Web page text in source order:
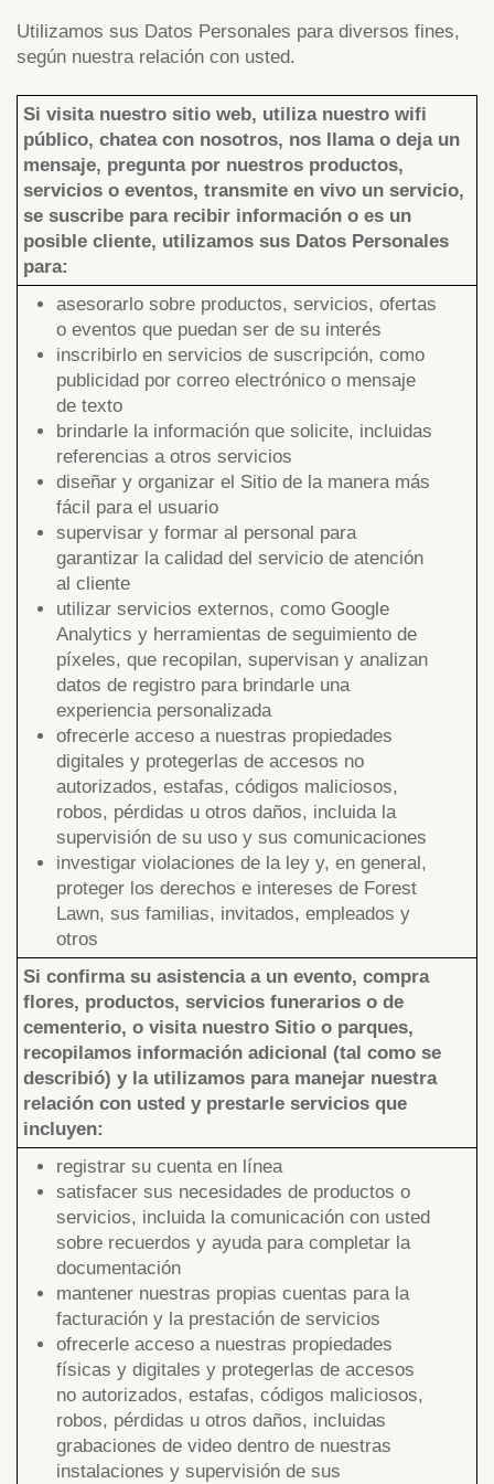
Utilizamos sus Datos Personales para diversos fines,
según nuestra relación con usted.
Si visita nuestro sitio web, utiliza nuestro wifi
público, chatea con nosotros, nos llama o deja un
mensaje, pregunta por nuestros productos,
servicios o eventos, transmite en vivo un servicio,
se suscribe para recibir información o es un
posible cliente, utilizamos sus Datos Personales
para:
asesorarlo sobre productos, servicios, ofertas
o eventos que puedan ser de su interés
inscribirlo en servicios de suscripción, como
publicidad por correo electrónico o mensaje
de texto
brindarle la información que solicite, incluidas
referencias a otros servicios
diseñar y organizar el Sitio de la manera más
fácil para el usuario
supervisar y formar al personal para
garantizar la calidad del servicio de atención
al cliente
utilizar servicios externos, como Google
Analytics y herramientas de seguimiento de
píxeles, que recopilan, supervisan y analizan
datos de registro para brindarle una
experiencia personalizada
ofrecerle acceso a nuestras propiedades
digitales y protegerlas de accesos no
autorizados, estafas, códigos maliciosos,
robos, pérdidas u otros daños, incluida la
supervisión de su uso y sus comunicaciones
investigar violaciones de la ley y, en general,
proteger los derechos e intereses de Forest
Lawn, sus familias, invitados, empleados y
otros
Si confirma su asistencia a un evento, compra
flores, productos, servicios funerarios o de
cementerio, o visita nuestro Sitio o parques,
recopilamos información adicional (tal como se
describió) y la utilizamos para manejar nuestra
relación con usted y prestarle servicios que
incluyen:
registrar su cuenta en línea
satisfacer sus necesidades de productos o
servicios, incluida la comunicación con usted
sobre recuerdos y ayuda para completar la
documentación
mantener nuestras propias cuentas para la
facturación y la prestación de servicios
ofrecerle acceso a nuestras propiedades
físicas y digitales y protegerlas de accesos
no autorizados, estafas, códigos maliciosos,
robos, pérdidas u otros daños, incluidas
grabaciones de video dentro de nuestras
instalaciones y supervisión de sus